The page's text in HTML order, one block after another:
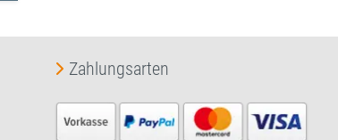
Zahlungsarten